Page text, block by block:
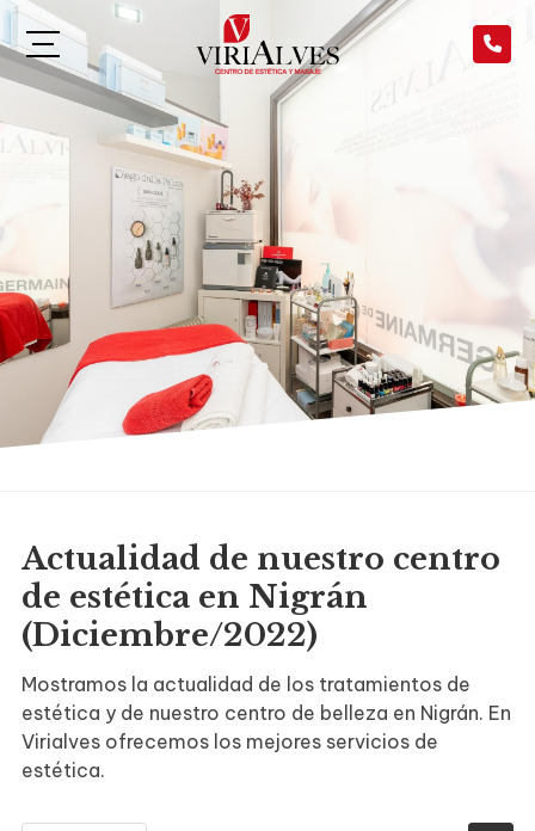
Actualidad de nuestro centro
de estética en Nigrán
(Diciembre/2022)
Mostramos la actualidad de los tratamientos de
estética y de nuestro centro de belleza en Nigrán. En
Virialves ofrecemos los mejores servicios de
estética.